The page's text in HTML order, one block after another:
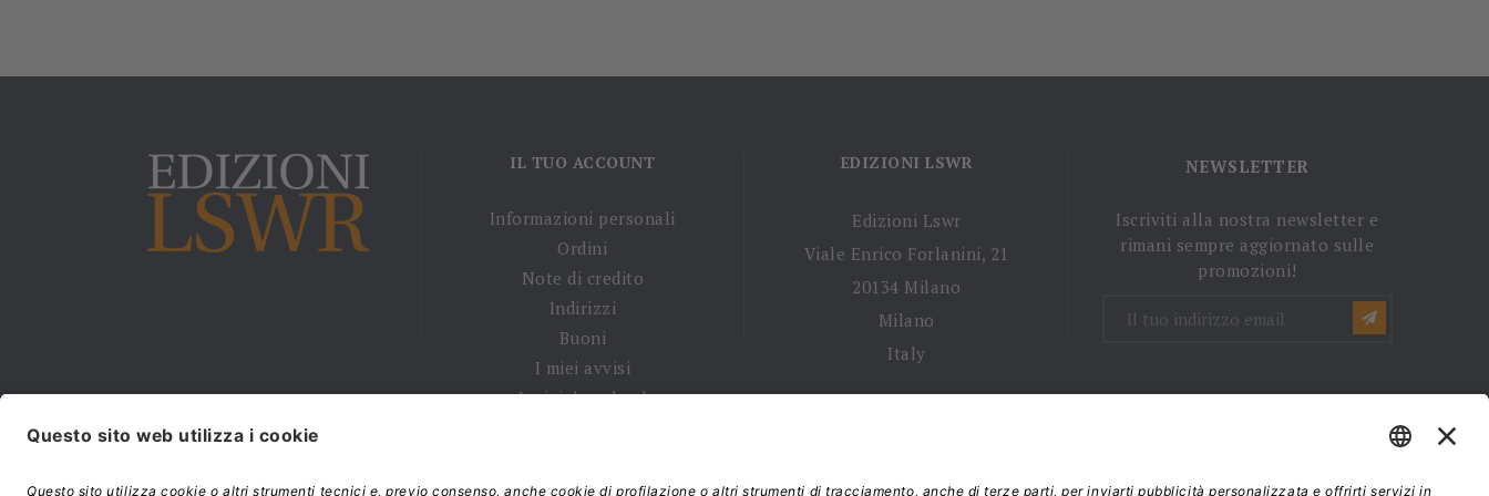
IL TUO ACCOUNT
Informazioni personali
Ordini
Note di credito
Indirizzi
Buoni
I miei avvisi
I miei download
EDIZIONI LSWR
Edizioni Lswr
Viale Enrico Forlanini, 21
20134 Milano
Milano
Italy
NEWSLETTER
Iscriviti alla nostra newsletter e
rimani sempre aggiornato sulle
promozioni!